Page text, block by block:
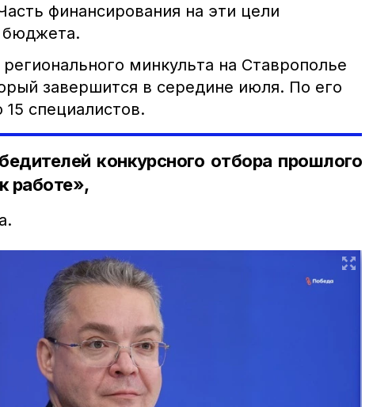
финансирования на эти цели
бюджета.
минкульта на Ставрополье
завершится в середине июля. По его
специалистов.
конкурсного отбора прошлого
работе»,